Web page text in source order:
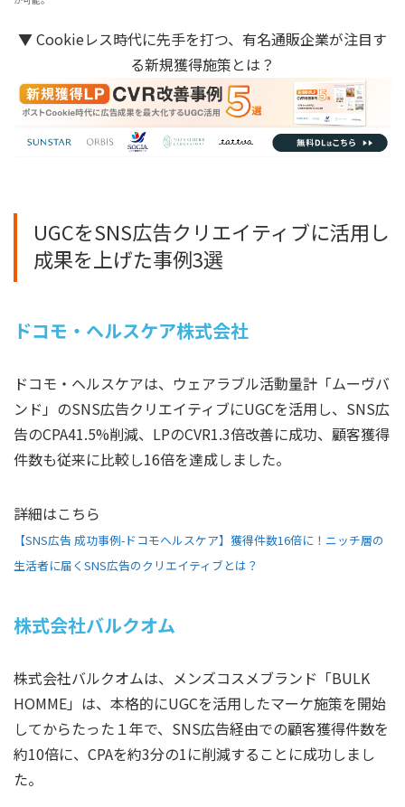
▼ Cookieレス時代に先手を打つ、有名通販企業が注目す
る新規獲得施策とは？
UGCをSNS広告クリエイティブに活用し
成果を上げた事例3選
ドコモ・ヘルスケア株式会社
ドコモ・ヘルスケアは、ウェアラブル活動量計「ムーヴバ
ンド」のSNS広告クリエイティブにUGCを活用し、SNS広
告のCPA41.5%削減、LPのCVR1.3倍改善に成功、顧客獲得
件数も従来に比較し16倍を達成しました。
詳細はこちら
【SNS広告 成功事例-ドコモヘルスケア】獲得件数16倍に！ニッチ層の
生活者に届くSNS広告のクリエイティブとは？
株式会社バルクオム
株式会社バルクオムは、メンズコスメブランド「BULK
HOMME」は、本格的にUGCを活用したマーケ施策を開始
してからたった１年で、SNS広告経由での顧客獲得件数を
約10倍に、CPAを約3分の1に削減することに成功しまし
た。